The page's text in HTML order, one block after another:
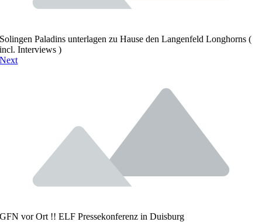
Solingen Paladins unterlagen zu Hause den Langenfeld Longhorns (
incl. Interviews )
Next
GFN vor Ort !! ELF Pressekonferenz in Duisburg